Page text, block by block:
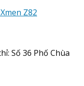
Z82
Số 36 Phố Chùa